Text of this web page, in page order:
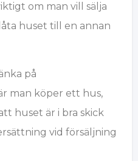
om man vill sälja
huset till en annan
på
man köper ett hus,
huset är i bra skick
vid försäljning